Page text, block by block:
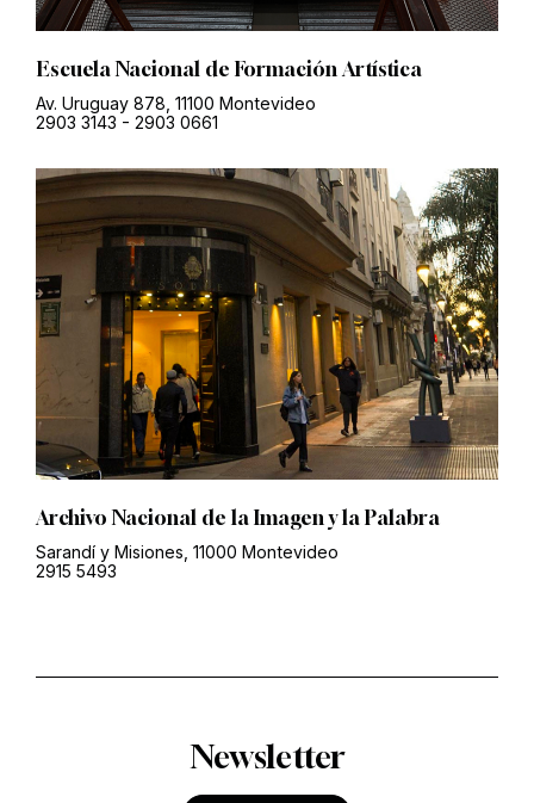
Escuela Nacional de Formación Artística
Av. Uruguay 878, 11100 Montevideo
2903 3143 - 2903 0661
Archivo Nacional de la Imagen y la Palabra
Sarandí y Misiones, 11000 Montevideo
2915 5493
Newsletter